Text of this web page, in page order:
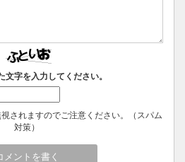
文字を入力してください。
されますのでご注意ください。（スパム
対策）